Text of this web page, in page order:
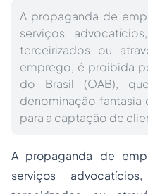
A propaganda de
serviços
terceirizados ou
emprego, é proibida
do Brasil (OAB),
denominação fantasia
para a captação de
A propaganda de
serviços